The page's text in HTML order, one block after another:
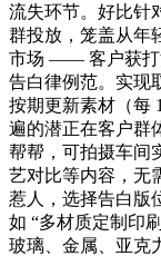
流失环节。好比针
群投放，笼盖从年
市场 —— 客户获打
告白律例范。实现
按期更新素材（每
遍的潜正在客户群
帮帮，可拍摄车间
艺对比等内容，无
惹人，选择告白版
如 “多材质定制印
玻璃、金属、亚克